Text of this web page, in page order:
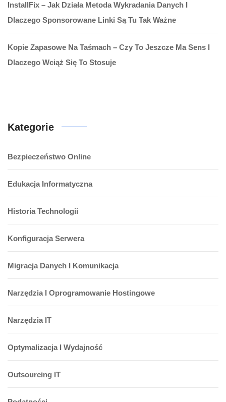
InstallFix – Jak Działa Metoda Wykradania Danych I
Dlaczego Sponsorowane Linki Są Tu Tak Ważne
Kopie Zapasowe Na Taśmach – Czy To Jeszcze Ma Sens I
Dlaczego Wciąż Się To Stosuje
Kategorie
Bezpieczeństwo Online
Edukacja Informatyczna
Historia Technologii
Konfiguracja Serwera
Migracja Danych I Komunikacja
Narzędzia I Oprogramowanie Hostingowe
Narzędzia IT
Optymalizacja I Wydajność
Outsourcing IT